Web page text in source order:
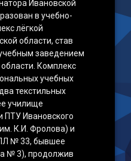
Ивановской
в учебно-
лёгкой
области, став
заведением
Комплекс
учебных
текстильных
училище
ПТУ Ивановского
К.И. Фролова) и
№ 33, бывшее
№ 3), продолжив